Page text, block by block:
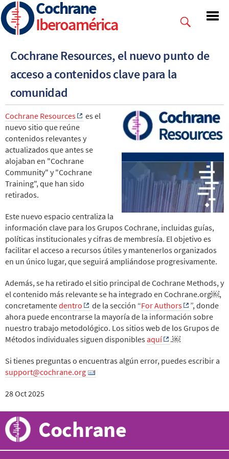
Skip
to
main
Cochrane
Iberoamérica
Cochrane Resources, el nuevo punto de
acceso a contenidos clave para la
comunidad
Cochrane Resources
es el
nuevo sitio que reúne
contenidos relevantes y
actualizados que antes se
alojaban en "Cochrane
Community" y "Cochrane
Training", que han sido
retirados.
Este nuevo espacio centraliza la
información clave para los Grupos Cochrane, incluidas guías,
políticas institucionales y cifras de membresía. El objetivo es
facilitar el acceso a recursos útiles y mantenerlos organizados
en un único lugar, que seguirá ampliándose progresivamente.
Además, se ha retirado el sitio principal de Cochrane Methods, y
el contenido más relevante se ha integrado en Cochrane.org￼,
concretamentedentro de la sección “For Authors
”, donde
ahora puede encontrarse la mayoría de la información sobre
nuestro trabajo metodológico. Los sitios web de los Grupos de
Métodos individuales siguen disponiblesaquí .￼
Si tienes preguntas o encuentras algún error, puedes escribir a
support@cochrane.org
28 Oct 2025
Cochrane